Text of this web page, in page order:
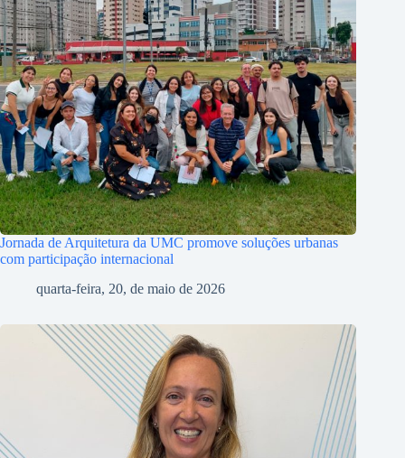
Jornada de Arquitetura da UMC promove soluções urbanas
com participação internacional
quarta-feira, 20, de maio de 2026